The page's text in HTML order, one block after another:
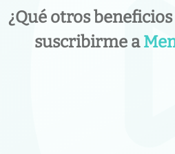
¿Qué otros
suscribirme a